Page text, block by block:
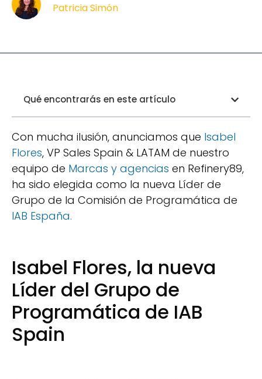
Patricia Simón
Qué encontrarás en este artículo
Con mucha ilusión, anunciamos que Isabel
Flores, VP Sales Spain & LATAM de nuestro
equipo de Marcas y agencias en Refinery89,
ha sido elegida como la nueva Líder de
Grupo de la Comisión de Programática de
IAB España.
Isabel Flores, la nueva
Líder del Grupo de
Programática de IAB
Spain